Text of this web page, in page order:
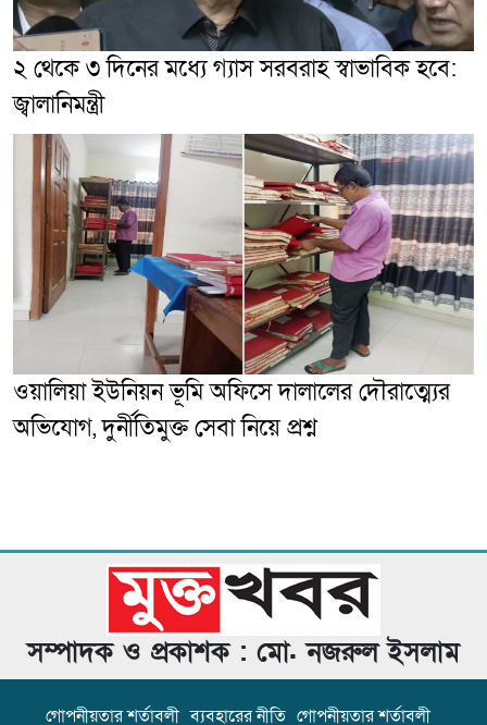
২ থেকে ৩ দিনের মধ্যে গ্যাস সরবরাহ স্বাভাবিক হবে:
জ্বালানিমন্ত্রী
ওয়ালিয়া ইউনিয়ন ভূমি অফিসে দালালের দৌরাত্ম্যের
অভিযোগ, দুর্নীতিমুক্ত সেবা নিয়ে প্রশ্ন
সম্পাদক ও প্রকাশক : মো. নজরুল ইসলাম
গোপনীয়তার শর্তাবলী ব্যবহারের নীতি গোপনীয়তার শর্তাবলী